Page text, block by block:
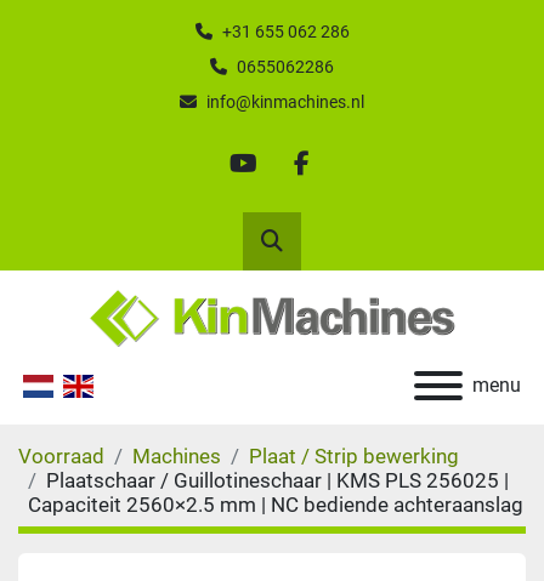
+31 655 062 286
0655062286
info@kinmachines.nl
youtubefacebook
Zoek
menu
Voorraad Machines
Plaat / Strip bewerking
Plaatschaar / Guillotineschaar | KMS PLS 256025 |
Capaciteit 2560×2.5 mm | NC bediende achteraanslag